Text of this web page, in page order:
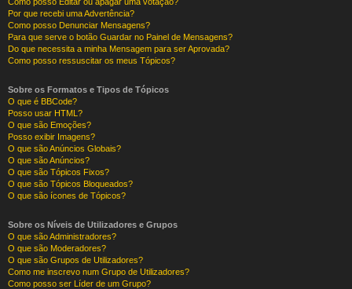
Por que recebi uma Advertência?
Como posso Denunciar Mensagens?
Para que serve o botão Guardar no Painel de Mensagens?
Do que necessita a minha Mensagem para ser Aprovada?
Como posso ressuscitar os meus Tópicos?
Sobre os Formatos e Tipos de Tópicos
O que é BBCode?
Posso usar HTML?
O que são Emoções?
Posso exibir Imagens?
O que são Anúncios Globais?
O que são Anúncios?
O que são Tópicos Fixos?
O que são Tópicos Bloqueados?
O que são ícones de Tópicos?
Sobre os Níveis de Utilizadores e Grupos
O que são Administradores?
O que são Moderadores?
O que são Grupos de Utilizadores?
Como me inscrevo num Grupo de Utilizadores?
Como posso ser Líder de um Grupo?